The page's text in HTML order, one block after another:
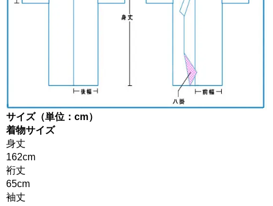
サイズ（単位：cm）
着物サイズ
身丈
162cm
裄丈
65cm
袖丈